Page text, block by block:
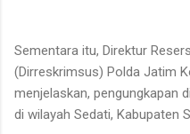
Sementara itu, Direktur
(Dirreskrimsus) Polda Jatim
menjelaskan, pengungkapan
di wilayah Sedati, Kabupaten